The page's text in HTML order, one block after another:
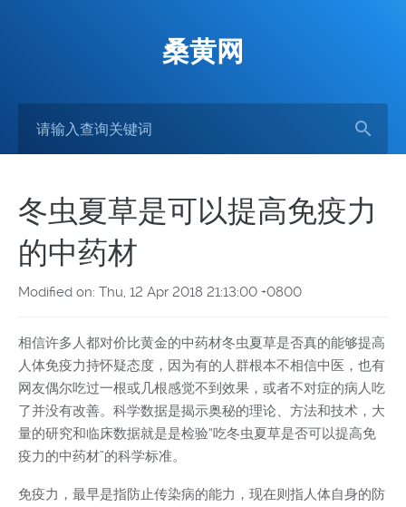
桑黄网
冬虫夏草是可以提高免疫力
的中药材
Modified on: Thu, 12 Apr 2018 21:13:00 +0800
相信许多人都对价比黄金的中药材冬虫夏草是否真的能够提高
人体免疫力持怀疑态度，因为有的人群根本不相信中医，也有
网友偶尔吃过一根或几根感觉不到效果，或者不对症的病人吃
了并没有改善。科学数据是揭示奥秘的理论、方法和技术，大
量的研究和临床数据就是是检验“吃冬虫夏草是否可以提高免
疫力的中药材”的科学标准。
免疫力，最早是指防止传染病的能力，现在则指人体自身的防